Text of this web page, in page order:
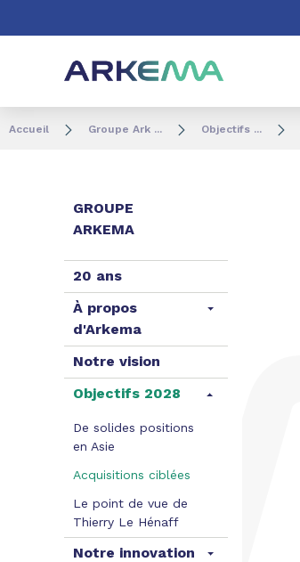
Accueil Groupe Ark ... Objectifs ...
GROUPE
ARKEMA
20 ans
À propos
d'Arkema
Notre vision
Objectifs 2028
De solides positions
en Asie
Acquisitions ciblées
Le point de vue de
Thierry Le Hénaff
Notre innovation